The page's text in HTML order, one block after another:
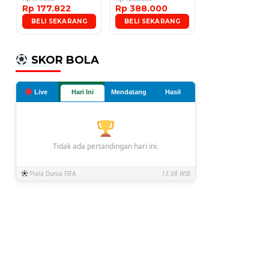
Rp 177.822
BELI SEKARANG
Microphone
Rp 388.000
BELI SEKARANG
SKOR BOLA
Live Hari Ini Mendatang Hasil
Tidak ada pertandingan hari ini.
Piala Dunia FIFA 13.08 WIB